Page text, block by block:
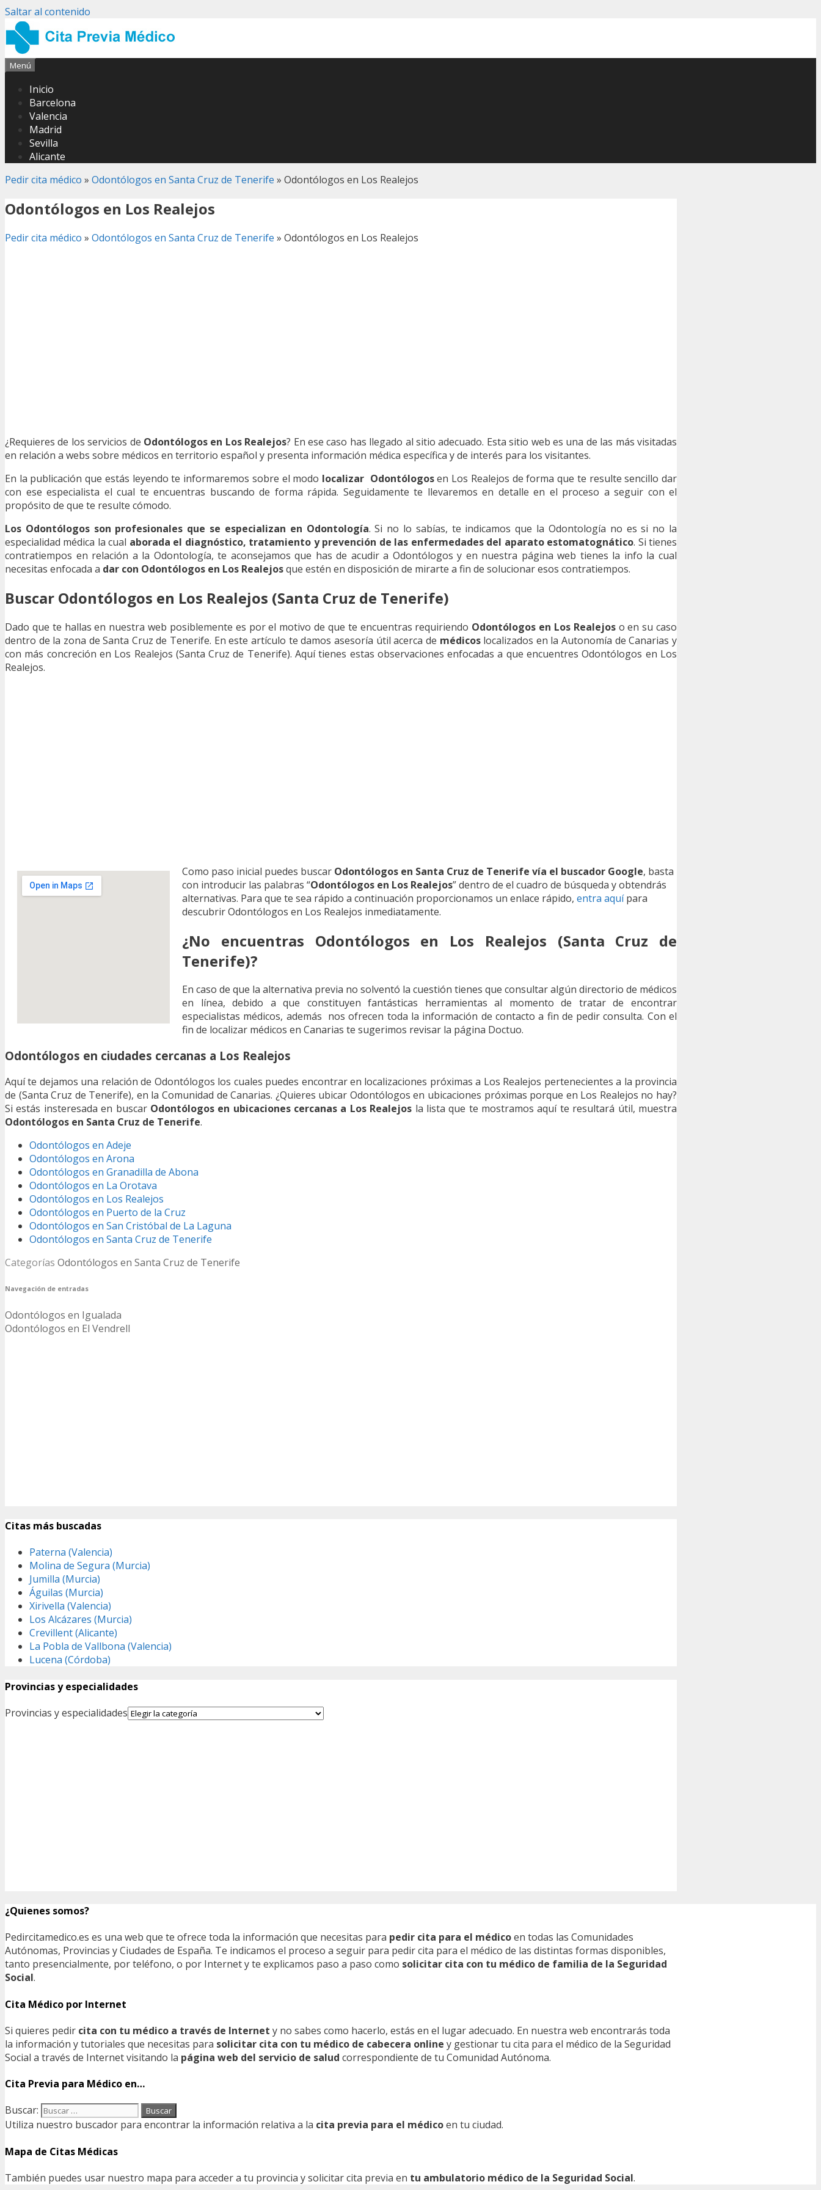
Saltar al contenido
Menú
Inicio
Barcelona
Valencia
Madrid
Sevilla
Alicante
Pedir cita médico » Odontólogos en Santa Cruz de Tenerife » Odontólogos en Los Realejos
Odontólogos en Los Realejos
Pedir cita médico » Odontólogos en Santa Cruz de Tenerife » Odontólogos en Los Realejos
¿Requieres de los servicios de Odontólogos en Los Realejos? En ese caso has llegado al sitio adecuado. Esta sitio web es una de las más visitadas
en relación a webs sobre médicos en territorio español y presenta información médica específica y de interés para los visitantes.
En la publicación que estás leyendo te informaremos sobre el modo localizar Odontólogosen Los Realejos de forma que te resulte sencillo dar
con ese especialista el cual te encuentras buscando de forma rápida. Seguidamente te llevaremos en detalle en el proceso a seguir con el
propósito de que te resulte cómodo.
Los Odontólogos son profesionales que se especializan en Odontología. Si no lo sabías, te indicamos que la Odontología no es si no la
especialidad médica la cual aborada el diagnóstico, tratamiento y prevención de las enfermedades del aparato estomatognático. Si tienes
contratiempos en relación a la Odontología, te aconsejamos que has de acudir a Odontólogos y en nuestra página web tienes la info la cual
necesitas enfocada a dar con Odontólogos en Los Realejosque estén en disposición de mirarte a fin de solucionar esos contratiempos.
Buscar Odontólogos en Los Realejos (Santa Cruz de Tenerife)
Dado que te hallas en nuestra web posiblemente es por el motivo de que te encuentras requiriendo Odontólogos en Los Realejoso en su caso
dentro de la zona de Santa Cruz de Tenerife. En este artículo te damos asesoría útil acerca de médicoslocalizados en la Autonomía de Canarias y
con más concreción en Los Realejos (Santa Cruz de Tenerife). Aquí tienes estas observaciones enfocadas a que encuentres Odontólogos en Los
Realejos.
Como paso inicial puedes buscar Odontólogos en Santa Cruz de Tenerife vía el buscador Google, basta
con introducir las palabras “Odontólogos en Los Realejos” dentro de el cuadro de búsqueda y obtendrás
alternativas. Para que te sea rápido a continuación proporcionamos un enlace rápido, entra aquípara
descubrir Odontólogos en Los Realejos inmediatamente.
¿No encuentras Odontólogos en Los Realejos (Santa Cruz de
Tenerife)?
En caso de que la alternativa previa no solventó la cuestión tienes que consultar algún directorio de médicos
en línea, debido a que constituyen fantásticas herramientas al momento de tratar de encontrar
especialistas médicos, además nos ofrecen toda la información de contacto a fin de pedir consulta. Con el
fin de localizar médicos en Canarias te sugerimos revisar la página Doctuo.
Odontólogos en ciudades cercanas a Los Realejos
Aquí te dejamos una relación de Odontólogos los cuales puedes encontrar en localizaciones próximas a Los Realejos pertenecientes a la provincia
de (Santa Cruz de Tenerife), en la Comunidad de Canarias. ¿Quieres ubicar Odontólogos en ubicaciones próximas porque en Los Realejos no hay?
Si estás insteresada en buscar Odontólogos en ubicaciones cercanas a Los Realejos la lista que te mostramos aquí te resultará útil, muestra
Odontólogos en Santa Cruz de Tenerife.
Odontólogos en Adeje
Odontólogos en Arona
Odontólogos en Granadilla de Abona
Odontólogos en La Orotava
Odontólogos en Los Realejos
Odontólogos en Puerto de la Cruz
Odontólogos en San Cristóbal de La Laguna
Odontólogos en Santa Cruz de Tenerife
Categorías Odontólogos en Santa Cruz de Tenerife
Navegación de entradas
Odontólogos en Igualada
Odontólogos en El Vendrell
Citas más buscadas
Paterna (Valencia)
Molina de Segura (Murcia)
Jumilla (Murcia)
Águilas (Murcia)
Xirivella (Valencia)
Los Alcázares (Murcia)
Crevillent (Alicante)
La Pobla de Vallbona (Valencia)
Lucena (Córdoba)
Provincias y especialidades
Provincias y especialidades
¿Quienes somos?
Pedircitamedico.es es una web que te ofrece toda la información que necesitas para pedir cita para el médicoen todas las Comunidades
Autónomas, Provincias y Ciudades de España. Te indicamos el proceso a seguir para pedir cita para el médico de las distintas formas disponibles,
tanto presencialmente, por teléfono, o por Internet y te explicamos paso a paso como solicitar cita con tu médico de familia de la Seguridad
Social.
Cita Médico por Internet
Si quieres pedir cita con tu médico a través de Internet y no sabes como hacerlo, estás en el lugar adecuado. En nuestra web encontrarás toda
la información y tutoriales que necesitas para solicitar cita con tu médico de cabecera online y gestionar tu cita para el médico de la Seguridad
Social a través de Internet visitando la página web del servicio de salud correspondiente de tu Comunidad Autónoma.
Cita Previa para Médico en…
Buscar:
Utiliza nuestro buscador para encontrar la información relativa a la cita previa para el médicoen tu ciudad.
Mapa de Citas Médicas
También puedes usar nuestro mapa para acceder a tu provincia y solicitar cita previa en tu ambulatorio médico de la Seguridad Social.